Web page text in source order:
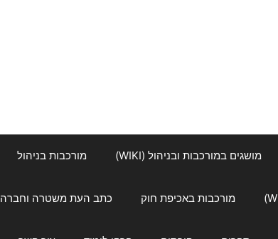
מושגים במורכבות ובניהול (WIKI) מורכבות בניהול
מורכבות באכיפת חוק כתב העת משטרה וחברה